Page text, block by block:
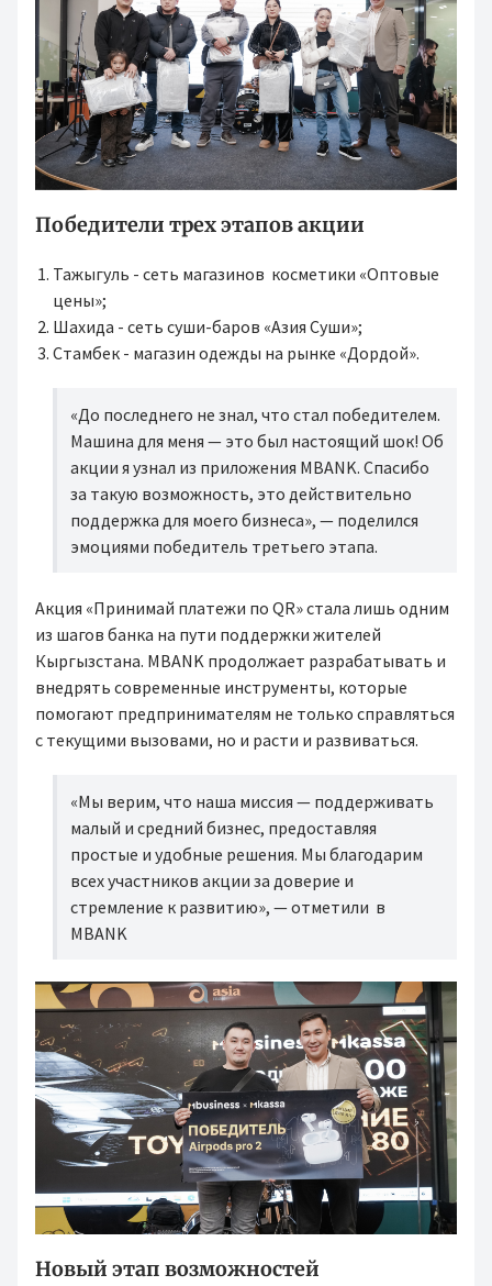
Победители трех этапов акции
Тажыгуль - сеть магазинов косметики «Оптовые
цены»;
Шахида - сеть суши-баров «Азия Суши»;
Стамбек - магазин одежды на рынке «Дордой».
«До последнего не знал, что стал победителем.
Машина для меня — это был настоящий шок! Об
акции я узнал из приложения MBANK. Спасибо
за такую возможность, это действительно
поддержка для моего бизнеса», — поделился
эмоциями победитель третьего этапа.
Акция «Принимай платежи по QR» стала лишь одним
из шагов банка на пути поддержки жителей
Кыргызстана. MBANK продолжает разрабатывать и
внедрять современные инструменты, которые
помогают предпринимателям не только справляться
с текущими вызовами, но и расти и развиваться.
«Мы верим, что наша миссия — поддерживать
малый и средний бизнес, предоставляя
простые и удобные решения. Мы благодарим
всех участников акции за доверие и
стремление к развитию», — отметили в
MBANK
Новый этап возможностей